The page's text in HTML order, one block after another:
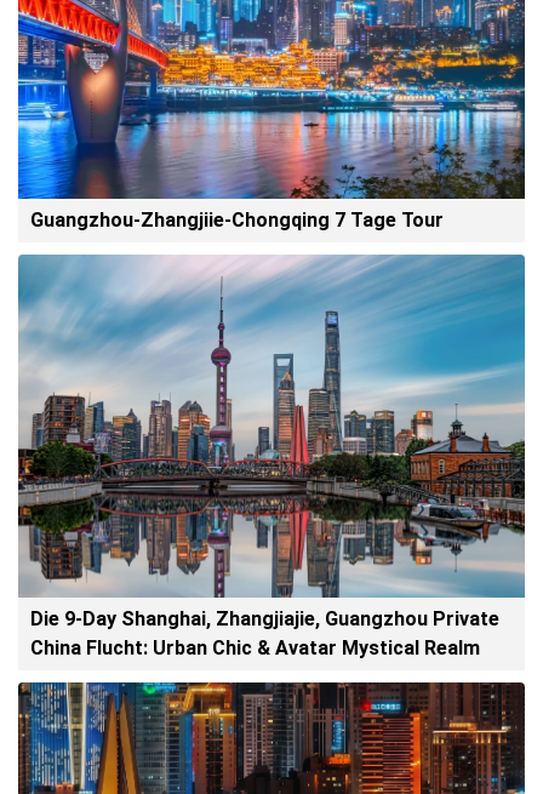
Guangzhou-Zhangjiie-Chongqing 7 Tage Tour
Die 9-Day Shanghai, Zhangjiajie, Guangzhou Private
China Flucht: Urban Chic & Avatar Mystical Realm